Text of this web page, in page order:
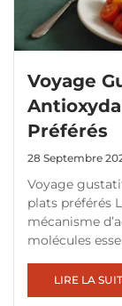
Voyage
Préférés
28 Septembre
Voyage
plats préférés
mécanisme
molécules
LIRE LA